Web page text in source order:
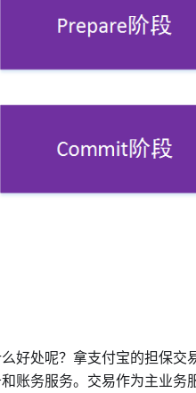
好处呢？拿支付宝的担保
账务服务。交易作为主业务